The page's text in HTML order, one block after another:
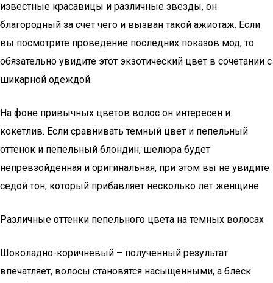
известные красавицы и различные звезды, он
благородный за счет чего и вызван такой ажиотаж. Если
вы посмотрите проведение последних показов мод, то
обязательно увидите этот экзотический цвет в сочетании с
шикарной одеждой.
На фоне привычных цветов волос он интересен и
кокетлив. Если сравнивать темный цвет и пепельный
оттенок и пепельный блондин, шелюра будет
непревзойденная и оригинальная, при этом вы не увидите
седой тон, который прибавляет несколько лет женщине
Различные оттенки пепельного цвета на темных волосах
Шоколадно-коричневый – полученный результат
впечатляет, волосы становятся насыщенными, а блеск